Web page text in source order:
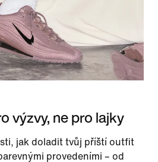
výzvy, ne pro lajky
jak doladit tvůj příští outfit
provedeními – od